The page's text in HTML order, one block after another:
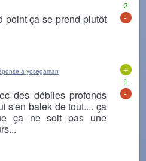
2
-
point ça se prend plutôt
+
1
-
à yosegaman
des débiles profonds
s'en balek de tout.... ça
ça ne soit pas une